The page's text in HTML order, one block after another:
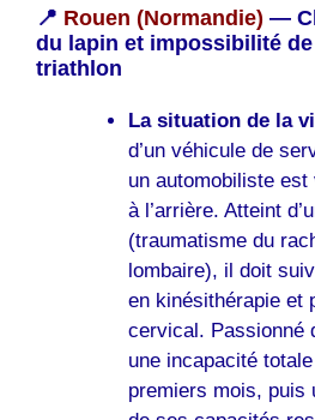
📍 Rouen (Normandie) —
du lapin et impossibilité
triathlon
La situation de la
d’un véhicule de
un automobiliste
à l’arrière. Atteint
(traumatisme du
lombaire), il doit
en kinésithérapie et
cervical. Passionné
une incapacité
premiers mois, puis